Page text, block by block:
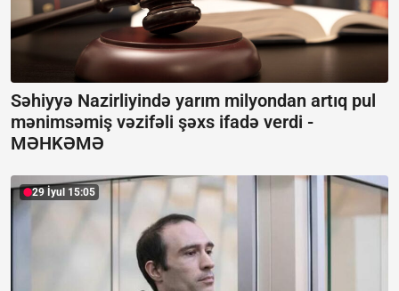
Səhiyyə Nazirliyində yarım milyondan artıq pul
mənimsəmiş vəzifəli şəxs ifadə verdi -
MƏHKƏMƏ
29 İyul 15:05